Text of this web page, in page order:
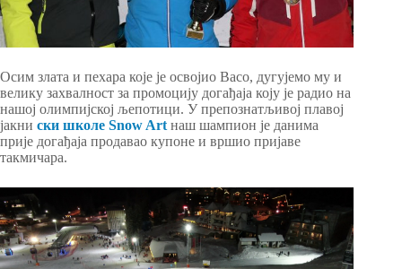
Осим злата и пехара које је освојио Васо, дугујемо му и
велику захвалност за промоцију догађаја коју је радио на
нашој олимпијској љепотици. У препознатљивој плавој
јакни ски школе Snow Art наш шампион је данима
прије догађаја продавао купоне и вршио пријаве
такмичара.